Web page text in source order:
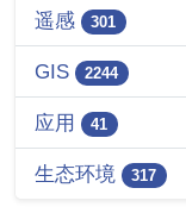
遥感 301
GIS 2244
应用 41
生态环境 317